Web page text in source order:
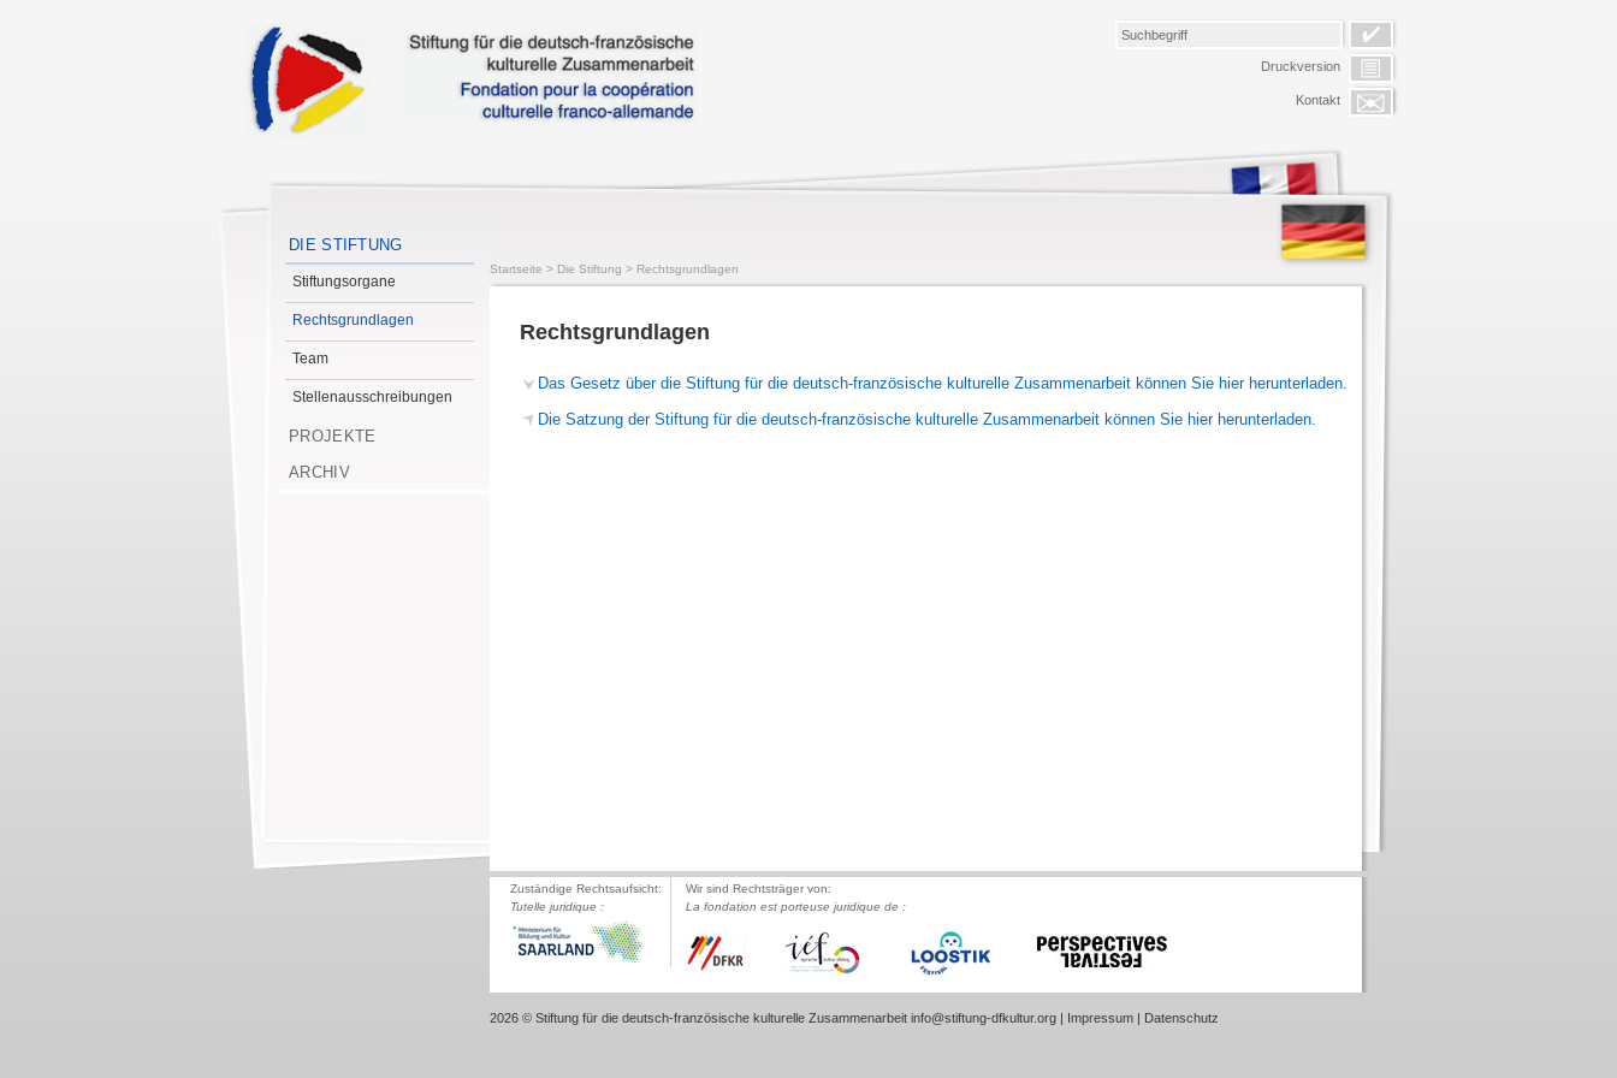
Druckversion
Kontakt
DIE STIFTUNG
Stiftungsorgane
Rechtsgrundlagen
Team
Stellenausschreibungen
PROJEKTE
ARCHIV
Startseite > Die Stiftung > Rechtsgrundlagen
Rechtsgrundlagen
Das Gesetz über die Stiftung für die deutsch-französische kulturelle Zusammenarbeit können Sie hier herunterladen.
Die Satzung der Stiftung für die deutsch-französische kulturelle Zusammenarbeit können Sie hier herunterladen.
Zuständige Rechtsaufsicht:
Tutelle juridique :
Wir sind Rechtsträger von:
La fondation est porteuse juridique de :
2026 © Stiftung für die deutsch-französische kulturelle Zusammenarbeit info@stiftung-dfkultur.org | Impressum | Datenschutz